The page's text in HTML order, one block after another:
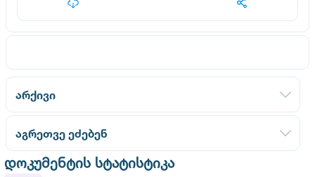
არქივი
აგრეთვე ეძებენ
დოკუმენტის სტატისტიკა